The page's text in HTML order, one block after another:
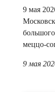
9 мая
меццо-
9 мая